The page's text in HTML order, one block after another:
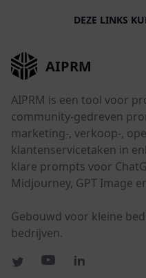
DEZE LINKS
AIPRM
AIPRM is een tool voor
community-gedreven
marketing-, verkoop-,
klantenservicetaken in
klare prompts voor
Midjourney, GPT Image
Gebouwd voor kleine
bedrijven.